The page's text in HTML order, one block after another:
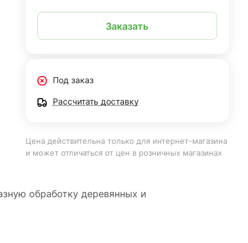
Заказать
Под заказ
Рассчитать доставку
Цена действительна только для интернет-магазина
и может отличаться от цен в розничных магазинах
обработку деревянных и